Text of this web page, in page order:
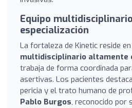
Equipo
especialización
La fortaleza de Kinetic reside
multidisciplinario altamente
trabaja de forma coordinada
asertivas. Los pacientes
pericia y el trato humano de
Pablo Burgos, reconocido por